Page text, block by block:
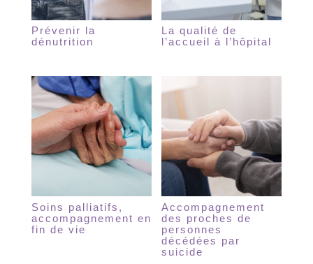
Prévenir la
dénutrition
La qualité de
l’accueil à l’hôpital
Soins palliatifs,
accompagnement en
fin de vie
Accompagnement
des proches de
personnes
décédées par
suicide